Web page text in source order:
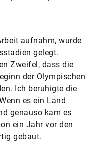
aufnahm, wurde
gelegt.
Zweifel, dass die
der Olympischen
Ich beruhigte die
es ein Land
genauso kam es
ein Jahr vor den
gebaut.